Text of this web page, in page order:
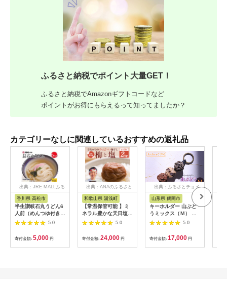
ふるさと納税でポイント大量GET！
ふるさと納税でAmazonギフトコードなど
ポイントがお得にもらえるって知ってましたか？
カテゴリーなしに関連しているおすすめの返礼品
出典：JRE MALLふる
さと納税
香川県 高松市
半生讃岐石丸うどん6
人前（めんつゆ付き）
麺300g×2袋
5.0
寄付金額: 5,000 円
出典：ANAのふるさと
和歌山県 湯浅町
【常温保管可能 】ミ
ネラル豊かな天日塩だ
けで漬けた無添加梅干
し2kg 梅ボーイズ｜
B201_EP6024
5.0
寄付金額: 24,000 円
出典：ふるさとチョイ
山形県 鶴岡市
キーホルダー 山ぶど
うミックス（Ｍ） 山
形県鶴岡市 アトリエ
かおる | 山葡萄 雑貨
キーホルダー ギフト
贈り物 お取り寄せ 返
礼品
5.0
寄付金額: 17,000 円